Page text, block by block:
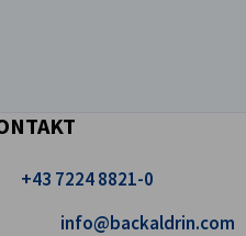
Sie uns an!
+43 7224 8821-0
Schreiben Sie uns eine E-Mail!
info@backaldrin.com